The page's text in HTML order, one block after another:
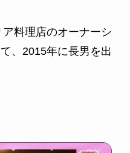
料理店のオーナーシ
、 2015年に長男を出